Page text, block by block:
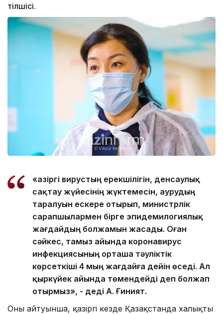
тілшісі.
«Қазіргі вирустың ерекшілігін, денсаулық
сақтау жүйесінің жүктемесін, аурудың
таралуын ескере отырып, министрлік
сарапшылармен бірге эпидемилогиялық
жағдайдың болжамын жасады. Оған
сәйкес, тамыз айында коронавирус
инфекциясының орташа тәуліктік
көрсеткіші 4 мың жағдайға дейін өседі. Ал
қыркүйек айында төмендейді деп болжап
отырмыз», - деді А. Ғиният.
Оның айтуынша, қазіргі кезде Қазақстанда халықты